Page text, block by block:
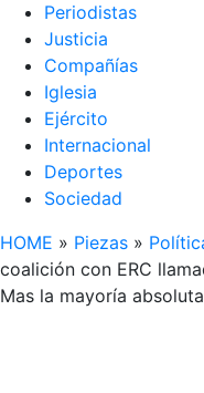
Periodistas
Justicia
Compañías
Iglesia
Ejército
Internacional
Deportes
Sociedad
HOME » Piezas »
coalición con ERC
Mas la mayoría